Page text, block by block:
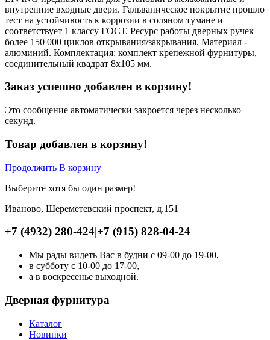
внутренние входные двери. Гальваническое покрытие прошло
тест на устойчивость к коррозии в соляном тумане и
соответствует 1 классу ГОСТ. Ресурс работы дверных ручек
более 150 000 циклов открывания/закрывания. Материал -
алюминий. Комплектация: комплект крепежной фурнитуры,
соединительный квадрат 8x105 мм.
Заказ успешно добавлен в корзину!
Это сообщение автоматически закроется через несколько
секунд.
Товар добавлен в корзину!
Продолжить В корзину
Выберите хотя бы один размер!
Иваново, Шереметевский проспект, д.151
+7 (4932) 280-424|+7 (915) 828-04-24
Мы рады видеть Вас в будни с 09-00 до 19-00,
в субботу с 10-00 до 17-00,
а в воскресенье выходной.
Дверная фурнитура
Каталог
Новинки